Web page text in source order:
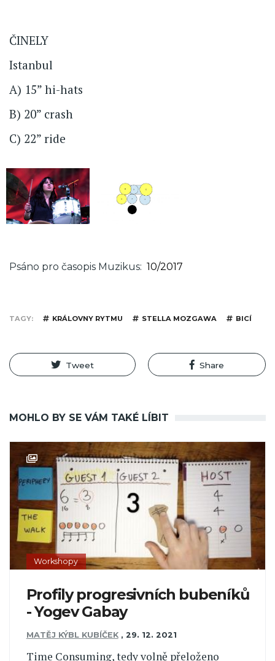
ČINELY
Istanbul
A) 15” hi-hats
B) 20” crash
C) 22” ride
Psáno pro časopis Muzikus 10/2017
TAGY KRÁLOVNY RYTMU STELLA MOZGAWA BICÍ
Tweet Share
MOHLO BY SE VÁM TAKÉ LÍBIT
Workshopy
Profily progresivních bubeníků
- Yogev Gabay
MATĚJ KÝBL KUBÍČEK , 29. 12. 2021
Time Consuming, tedy volně přeloženo